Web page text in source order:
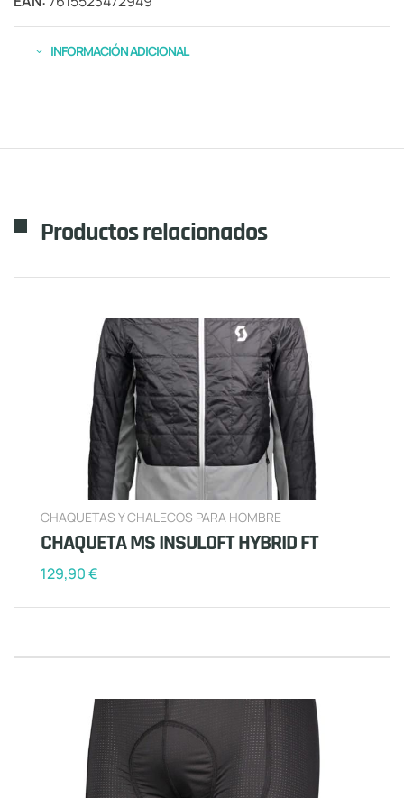
INFORMACIÓN ADICIONAL
Productos relacionados
CHAQUETAS Y CHALECOS PARA HOMBRE
CHAQUETA MS INSULOFT HYBRID FT
129,90€